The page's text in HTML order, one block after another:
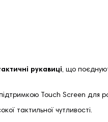
рукавиці, що
Touch Screen для
тактильної чутливості.